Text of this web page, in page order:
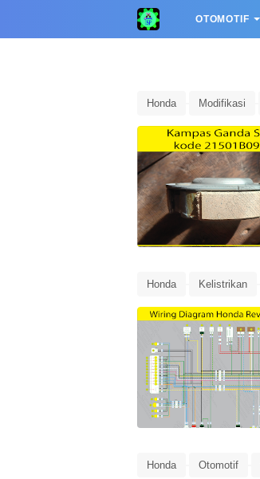
OTOMOTIF
Honda Modifikasi
Honda Kelistrikan
Honda Otomotif